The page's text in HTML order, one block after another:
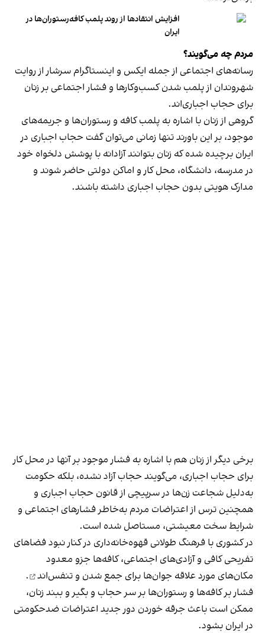
افزایش انتقادها از روند پلمب کافه‌رستوران‌ها در
ایران
مردم چه می‌گویند؟
رسانه‎‌های اجتماعی از جمله ایکس و اینستاگرام سرشار از روایت
شهروندان از پلمب شدن کسب‌وکارها و فشار اجتماعی بر زنان
برای حجاب اجباری‌اند.
گروهی از زنان با اشاره به پلمب کافه و رستوران‌ها و جریمه‌های
موجود، بر این باورند تنها زمانی می‌توان گفت حجاب اجباری در
ایران برچیده شده که زنان بتوانند آزادانه با پوشش دلخواه خود
در مدرسه، دانشگاه، محل کار و اماکن دولتی حاضر شوند و
مدارک هویتی بدون حجاب اجباری داشته باشند.
برخی دیگر از زنان هم با اشاره به فشار موجود بر آنها در محل کار
برای حجاب اجباری، می‌گویند حجاب آزاد نشده، بلکه حکومت
به‌دلیل شجاعت زن‌ها در سرپیچی از قانون حجاب اجباری و
همچنین ترس از اعتراضات مردم به‌خاطر فشارهای اجتماعی و
شرایط سخت معیشتی، مستاصل شده است.
در کشوری با فرهنگ طولانی قهوه‌‌خانه‌داری در کنار نبود فضاهای
تفریحی کافی و آزادی‌های اجتماعی، کافه‌ها جزو معدود
مکان‌های مورد علاقه جوان‌ها برای جمع شدن و تنفس‌اند
.
فشار بر کافه‌ها و رستوران‌ها بر سر حجاب و بگیر و ببند زنان،
ممکن است باعث جرقه خوردن دور جدید اعتراضات ضدحکومتی
در ایران بشود.